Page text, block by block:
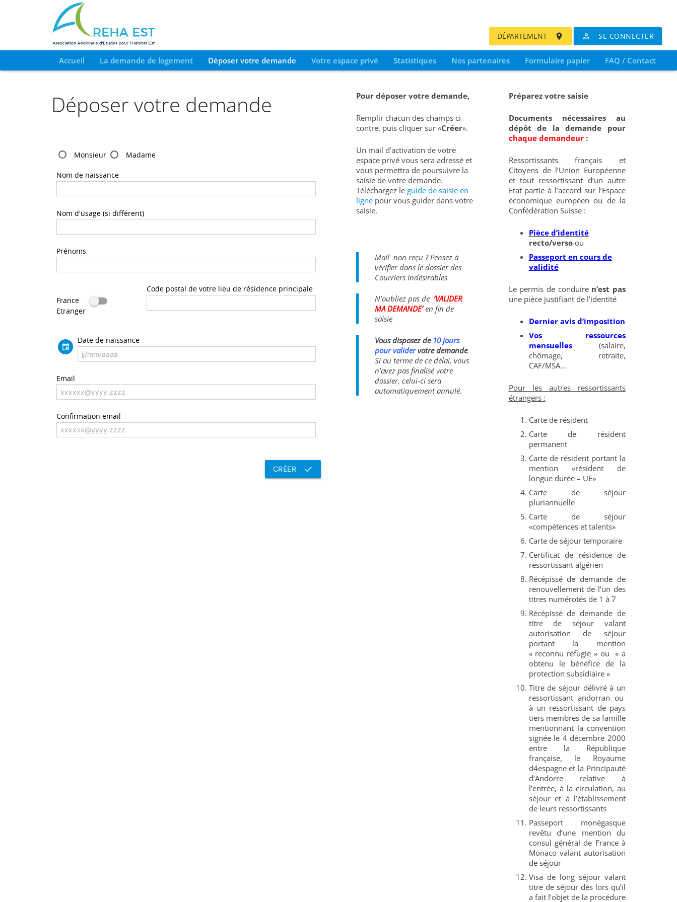
Accueil La demande de logement Déposer votre demande Votre espace privé Statistiques Nos partenaires Formulaire papier FAQ / Contact
Déposer votre demande Pour déposer votre demande,
Remplir chacun des champs ci-
contre, puis cliquer sur «Créer».
Un mail d’activation de votre
espace privé vous sera adressé et
vous permettra de poursuivre la
saisie de votre demande.
Téléchargez le guide de saisie en
ligne pour vous guider dans votre
saisie.
Mail non reçu ? Pensez à
vérifier dans le dossier des
Courriers Indésirables
N’oubliez pas de ‘VALIDER
MA DEMANDE’en fin de
saisie
Vous disposez de 10 jours
pour validervotre demande.
Si au terme de ce délai, vous
n’avez pas finalisé votre
dossier, celui-ci sera
automatiquement annulé.
Préparez votre saisie
Documents nécessaires au
dépôt de la demande pour
chaque demandeur:
Ressortissants français et
Citoyens de l’Union Européenne
et tout ressortissant d’un autre
Etat partie à l’accord sur l’Espace
économique européen ou de la
Confédération Suisse :
Pièce d’identité
recto/versoou
Passeport en cours de
validité
Le permis de conduire n’est pas
une pièce justifiant de l’identité
Dernier avis d’imposition
Vos ressources
mensuelles(salaire,
chômage, retraite,
CAF/MSA…
Pour les autres ressortissants
étrangers :
Carte de résident
Carte de résident
permanent
Carte de résident portant la
mention «résident de
longue durée – UE»
Carte de séjour
pluriannuelle
Carte de séjour
«compétences et talents»
Carte de séjour temporaire
Certificat de résidence de
ressortissant algérien
Récépissé de demande de
renouvellement de l’un des
titres numérotés de 1 à 7
Récépissé de demande de
titre de séjour valant
autorisation de séjour
portant la mention
« reconnu réfugié » ou « a
obtenu le bénéfice de la
protection subsidiaire »
Titre de séjour délivré à un
ressortissant andorran ou
à un ressortissant de pays
tiers membres de sa famille
mentionnant la convention
signée le 4 décembre 2000
entre la République
française, le Royaume
d4espagne et la Principauté
d’Andorre relative à
l’entrée, à la circulation, au
séjour et à l’établissement
de leurs ressortissants
Passeport monégasque
revêtu d’une mention du
consul général de France à
Monaco valant autorisation
de séjour
Visa de long séjour valant
titre de séjour dès lors qu’il
a fait l’objet de la procédure